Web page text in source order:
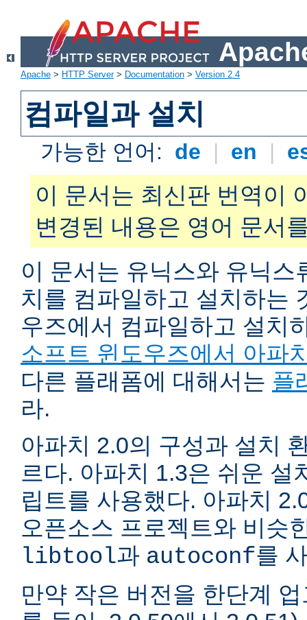
Apache > HTTP Server> Documentation > Version 2.4
컴파일과 설치
가능한 언어: de | en |
이 문서는 최신판 번역이
변경된 내용은 영어 문서
이 문서는 유닉스와 유닉스
치를 컴파일하고 설치하는
우즈에서 컴파일하고 설치
소프트 윈도우즈에서 아파
다른 플래폼에 대해서는 플
라.
아파치 2.0의 구성과 설치
르다. 아파치 1.3은 쉬운 설
립트를 사용했다. 아파치
오픈소스 프로젝트와 비슷
libtool과 autoconf를
만약 작은 버전을 한단계